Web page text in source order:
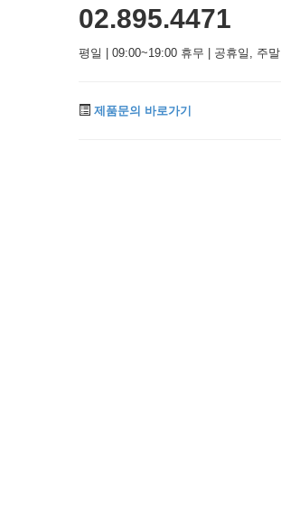
02.895.4471
평일 | 09:00~19:00 휴무 | 공휴일, 주말
제품문의 바로가기